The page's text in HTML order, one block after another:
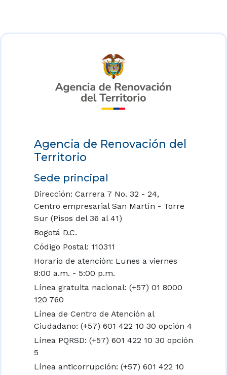
Agencia de Renovación del
Territorio
Sede principal
Dirección: Carrera 7 No. 32 - 24,
Centro empresarial San Martín - Torre
Sur (Pisos del 36 al 41)
Bogotá D.C.
Código Postal: 110311
Horario de atención: Lunes a viernes
8:00 a.m. - 5:00 p.m.
Línea gratuita nacional: (+57) 01 8000
120 760
Línea de Centro de Atención al
Ciudadano: (+57) 601 422 10 30 opción 4
Línea PQRSD: (+57) 601 422 10 30 opción
5
Línea anticorrupción: (+57) 601 422 10